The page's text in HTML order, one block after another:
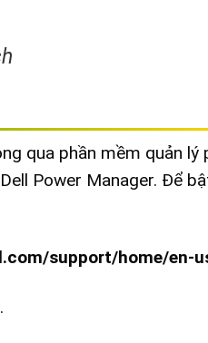
qua phần mềm quản lý
Power Manager. Để
support/home/en-